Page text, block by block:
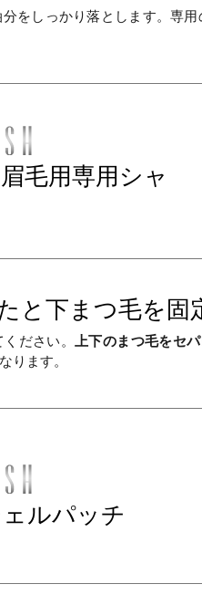
をしっかり落とします。専用
毛用専用シャ
と下まつ毛を固
ください。上下のまつ毛をセ
ります。
ルパッチ